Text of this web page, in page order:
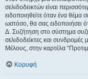
σελιδοδεικτών είναι
ειδοποιηθείτε όταν ένα θέμα
ωστόσο, θα σας ειδοποιήσει
Δ. Συζήτηση στο σύστημα
σελιδοδείκτες και
Μέλους, στην καρτέλα
Κορυφή